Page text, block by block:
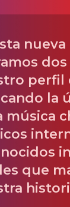
perfil
la
música
que